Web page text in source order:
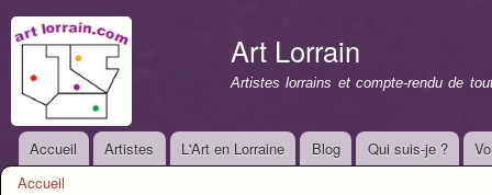
Art Lorrain
Artistes lorrains et compte-rendu de
Menu principal
Accueil Artistes L'Art en Lorraine Blog Qui suis-je ?
Accueil